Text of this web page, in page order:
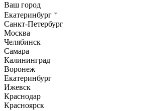
Ваш город
Екатеринбург
Санкт-Петербург
Москва
Челябинск
Самара
Калининград
Воронеж
Екатеринбург
Ижевск
Краснодар
Красноярск